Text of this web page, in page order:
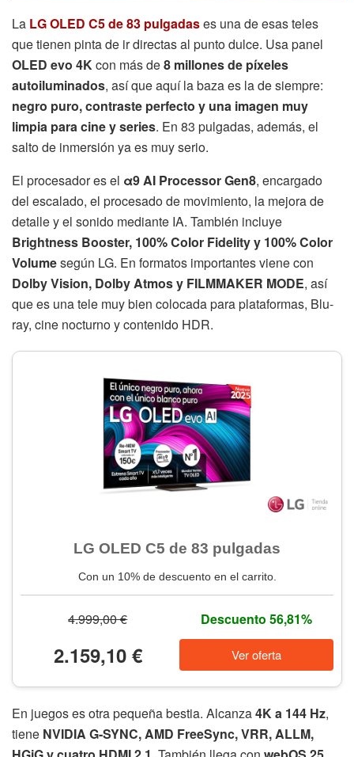
La LG OLED C5 de 83 pulgadases una de esas teles
que tienen pinta de ir directas al punto dulce. Usa panel
OLED evo 4Kcon más de8 millones de píxeles
autoiluminados, así que aquí la baza es la de siempre:
negro puro, contraste perfecto y una imagen muy
limpia para cine y series. En 83 pulgadas, además, el
salto de inmersión ya es muy serio.
El procesador es el α9 AI Processor Gen8, encargado
del escalado, el procesado de movimiento, la mejora de
detalle y el sonido mediante IA. También incluye
Brightness Booster, 100% Color Fidelity y 100% Color
Volumesegún LG. En formatos importantes viene con
Dolby Vision, Dolby Atmos y FILMMAKER MODE, así
que es una tele muy bien colocada para plataformas, Blu-
ray, cine nocturno y contenido HDR.
LG OLED C5 de 83 pulgadas
Con un 10% de descuento en el carrito.
4.999,00 € Descuento 56,81%
2.159,10 € Ver oferta
En juegos es otra pequeña bestia. Alcanza4K a 144 Hz,
tiene NVIDIA G-SYNC, AMD FreeSync, VRR, ALLM,